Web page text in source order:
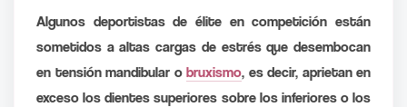
Algunos deportistas de élite en competición están
sometidos a altas cargas de estrés que desembocan
en tensión mandibular o bruxismo, es decir, aprietan en
exceso los dientes superiores sobre los inferiores o los